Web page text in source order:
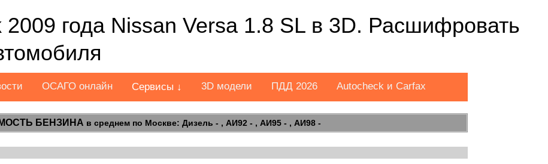
2009 года Nissan Versa 1.8 SL в 3D. Расшифровать
ОСАГО онлайн Сервисы ↓ 3D модели ПДД 2026 Autocheck и Carfax
БЕНЗИНА в среднем по Москве: Дизель - , АИ92 - , АИ95 - , АИ98 -